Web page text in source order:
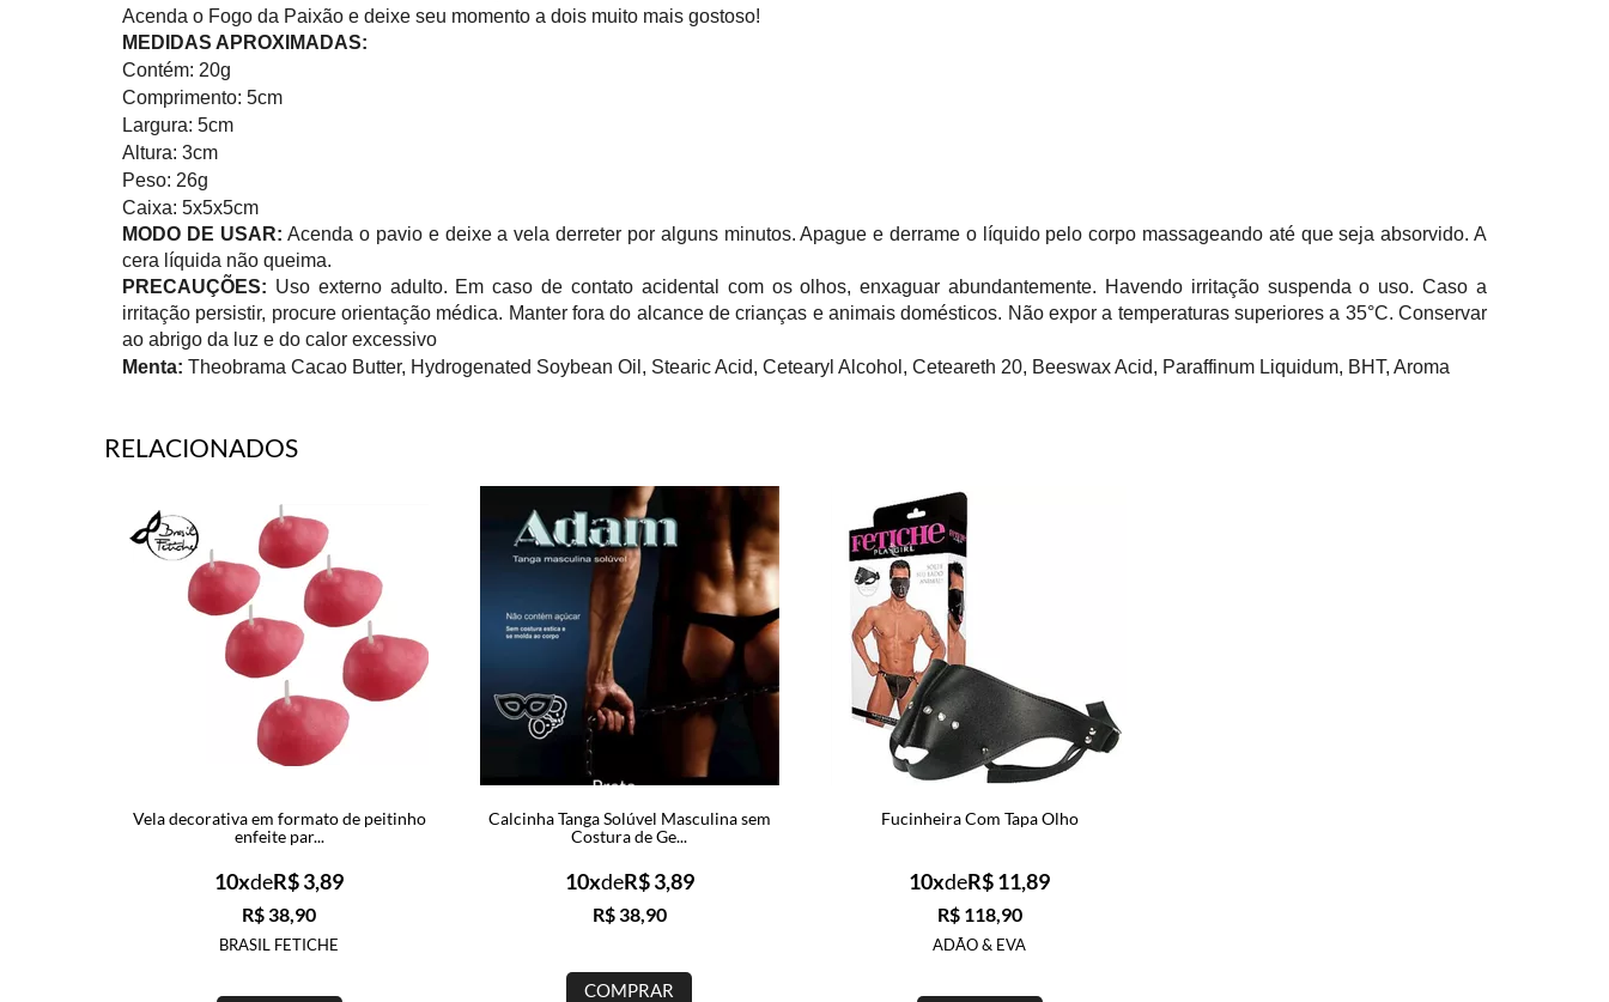
Acenda o Fogo da Paixão e deixe seu momento a dois muito mais gostoso!
MEDIDAS APROXIMADAS:
Contém: 20g
Comprimento: 5cm
Largura: 5cm
Altura: 3cm
Peso: 26g
Caixa: 5x5x5cm
MODO DE USAR:Acenda o pavio e deixe a vela derreter por alguns minutos. Apague e derrame o líquido pelo corpo massageando até que seja absorvido. A
cera líquida não queima.
PRECAUÇÕES: Uso externo adulto. Em caso de contato acidental com os olhos, enxaguar abundantemente. Havendo irritação suspenda o uso. Caso a
irritação persistir, procure orientação médica. Manter fora do alcance de crianças e animais domésticos. Não expor a temperaturas superiores a 35°C. Conservar
ao abrigo da luz e do calor excessivo
Menta: Theobrama Cacao Butter, Hydrogenated Soybean Oil, Stearic Acid, Cetearyl Alcohol, Ceteareth 20, Beeswax Acid, Paraffinum Liquidum, BHT, Aroma
RELACIONADOS
Vela decorativa em formato de peitinho
enfeite par...
R$ 38,90
10xdeR$ 3,89
BRASIL FETICHE
Calcinha Tanga Solúvel Masculina sem
Costura de Ge...
R$ 38,90
10xdeR$ 3,89
COMPRAR
Fucinheira Com Tapa Olho
R$ 118,90
10xdeR$ 11,89
ADÃO & EVA